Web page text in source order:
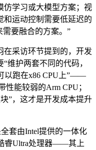
仿学习或大模型方案；视
和运动控制需要低延迟的
要融合的方案。”
在采访环节提到的，开发
维护两套不同的代码，
以跑在x86 CPU上”——
性能较弱的Arm CPU；
”，这才是开发成本提升
套由Intel提供的一体化
睿Ultra处理器——其上